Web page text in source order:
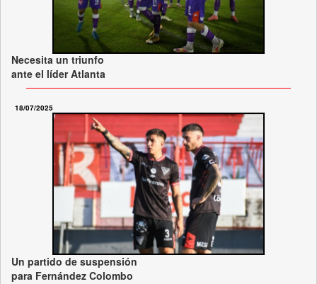
Necesita un triunfo
ante el líder Atlanta
18/07/2025
Un partido de suspensión
para Fernández Colombo